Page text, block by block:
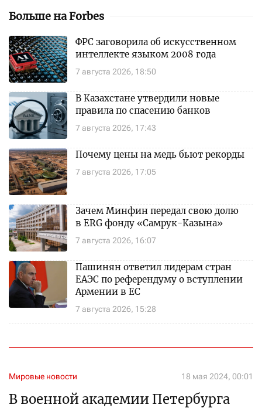
Больше на Forbes
7 августа 2026, 18:50
ФРС заговорила об искусственном
интеллекте языком 2008 года
7 августа 2026, 17:43
В Казахстане утвердили новые
правила по спасению банков
7 августа 2026, 17:05
Почему цены на медь бьют рекорды
7 августа 2026, 16:07
Зачем Минфин передал свою долю
в ERG фонду «Самрук-Казына»
7 августа 2026, 15:28
Пашинян ответил лидерам стран
ЕАЭС по референдуму о вступлении
Армении в ЕС
Мировые новости 18 мая 2024, 00:01
В военной академии Петербурга